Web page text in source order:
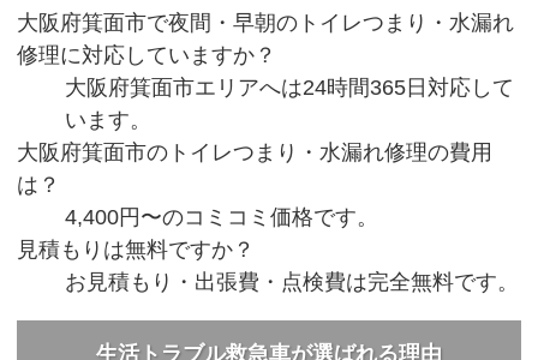
大阪府箕面市で夜間・早朝のトイレつまり・水漏れ
修理に対応していますか？
大阪府箕面市エリアへは24時間365日対応して
います。
大阪府箕面市のトイレつまり・水漏れ修理の費用
は？
4,400円〜のコミコミ価格です。
見積もりは無料ですか？
お見積もり・出張費・点検費は完全無料です。
生活トラブル救急車が選ばれる理由